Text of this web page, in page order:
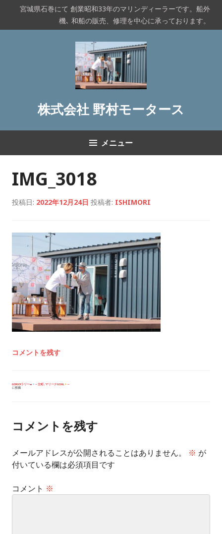
テ
宮城県石巻にて 創業昭和33年のマリンディーラーです。船外
機､ 和船の販売、修理を中心に承っております。
株式会社 野村モータース
メニュー
IMG_3018
投稿日: 2022年12月24日 投稿者: ISHIMORI
コメントを残す
投
シ
ョ
GO!GO!ラリー ～立町､マリーナGOAL
～
に投稿
コメントを残す
メールアドレスが公開されることはありません。 ※ が
付いている欄は必須項目です
コメント ※